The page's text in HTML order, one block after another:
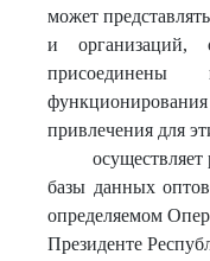
может
и организаций,
привлечения для
базы данных
определяемом
Президенте